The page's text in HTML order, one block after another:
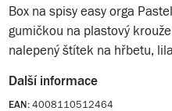
Box na spisy easy orga
gumičkou na plastový
nalepený štítek na hřbetu, lila
Další informace
EAN: 4008110512464